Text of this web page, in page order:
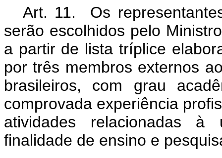
Art. 11. Os
serão escolhidos pelo
a partir de lista tríplice
por três membros externos
brasileiros, com grau
comprovada experiência
atividades relacionadas
finalidade de ensino e